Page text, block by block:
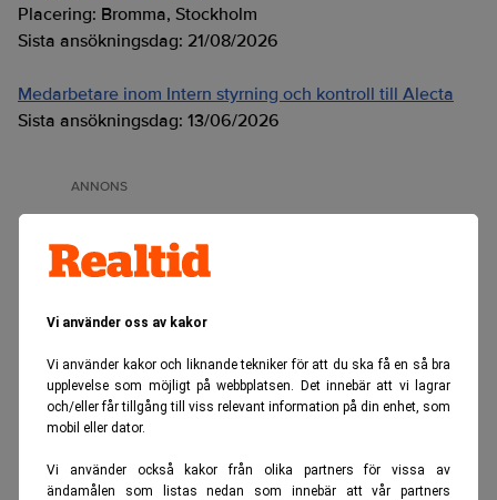
Vi använder oss av kakor
Vi använder kakor och liknande tekniker för att du ska få en så bra
upplevelse som möjligt på webbplatsen. Det innebär att vi lagrar
och/eller får tillgång till viss relevant information på din enhet, som
mobil eller dator.
Vi använder också kakor från olika partners för vissa av
ändamålen som listas nedan som innebär att vår partners
Placering: Bromma, Stockholm
Sista ansökningsdag: 21/08/2026
Medarbetare inom Intern styrning och kontroll till Alecta
Sista ansökningsdag: 13/06/2026
ANNONS